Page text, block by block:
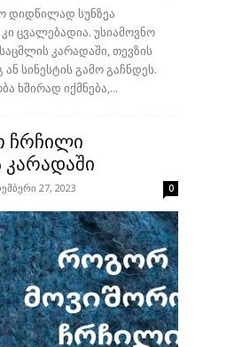
დიდწილად სუნზეა
ცვალებადია. უსიამოვნო
კარადაში, თევზის
სინესტის გამო გაჩნდეს.
ხშირად იქმნება,...
ჩრჩილი
კარადაში
27, 2023 0